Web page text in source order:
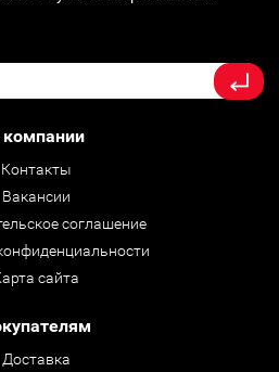
Контакты
Вакансии
соглашение
сайта
Доставка